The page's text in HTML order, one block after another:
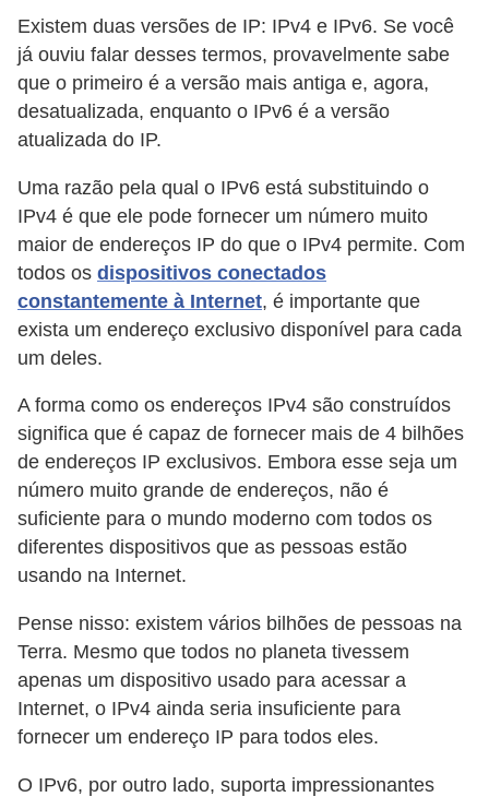
Existem duas versões de IP: IPv4 e IPv6. Se você
já ouviu falar desses termos, provavelmente sabe
que o primeiro é a versão mais antiga e, agora,
desatualizada, enquanto o IPv6 é a versão
atualizada do IP.
Uma razão pela qual o IPv6 está substituindo o
IPv4 é que ele pode fornecer um número muito
maior de endereços IP do que o IPv4 permite. Com
todos os dispositivos conectados
constantemente à Internet, é importante que
exista um endereço exclusivo disponível para cada
um deles.
A forma como os endereços IPv4 são construídos
significa que é capaz de fornecer mais de 4 bilhões
de endereços IP exclusivos. Embora esse seja um
número muito grande de endereços, não é
suficiente para o mundo moderno com todos os
diferentes dispositivos que as pessoas estão
usando na Internet.
Pense nisso: existem vários bilhões de pessoas na
Terra. Mesmo que todos no planeta tivessem
apenas um dispositivo usado para acessar a
Internet, o IPv4 ainda seria insuficiente para
fornecer um endereço IP para todos eles.
O IPv6, por outro lado, suporta impressionantes